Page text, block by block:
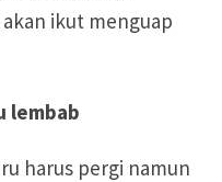
ikut menguap
lembab
harus pergi namun